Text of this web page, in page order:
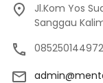
Jl.Kom Yos
Sanggau
085250144972